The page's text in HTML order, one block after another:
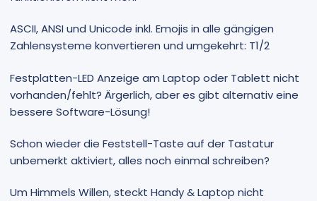
ASCII, ANSI und Unicode inkl. Emojis in alle gängigen
Zahlensysteme konvertieren und umgekehrt: T1/2
Festplatten-LED Anzeige am Laptop oder Tablett nicht
vorhanden/fehlt? Ärgerlich, aber es gibt alternativ eine
bessere Software-Lösung!
Schon wieder die Feststell-Taste auf der Tastatur
unbemerkt aktiviert, alles noch einmal schreiben?
Um Himmels Willen, steckt Handy & Laptop nicht